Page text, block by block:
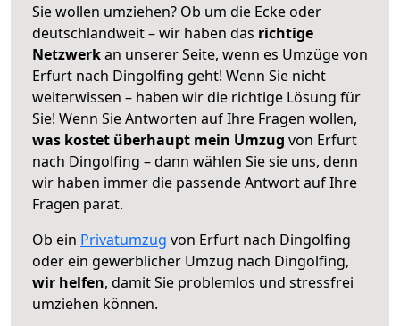
Sie wollen umziehen? Ob um die Ecke oder
deutschlandweit – wir haben das richtige
Netzwerkan unserer Seite, wenn es Umzüge von
Erfurt nach Dingolfing geht! Wenn Sie nicht
weiterwissen – haben wir die richtige Lösung für
Sie! Wenn Sie Antworten auf Ihre Fragen wollen,
was kostet überhaupt mein Umzug von Erfurt
nach Dingolfing – dann wählen Sie sie uns, denn
wir haben immer die passende Antwort auf Ihre
Fragen parat.
Ob ein Privatumzug von Erfurt nach Dingolfing
oder ein gewerblicher Umzug nach Dingolfing,
wir helfen, damit Sie problemlos und stressfrei
umziehen können.